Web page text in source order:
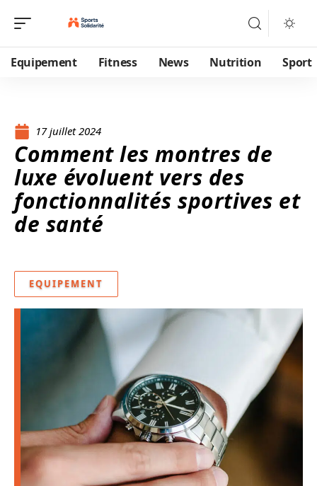
Equipement Fitness News Nutrition Sport
17 juillet 2024
Comment les montres de
luxe évoluent vers des
fonctionnalités sportives et
de santé
EQUIPEMENT